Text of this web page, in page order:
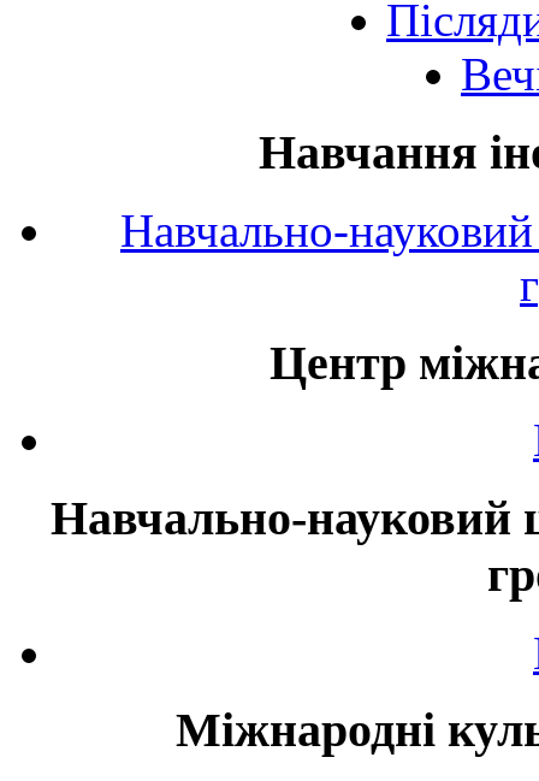
Навчання
Навчально-
Центр
Навчально-науковий
Міжнародні